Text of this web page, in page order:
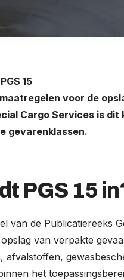
PGS 15
voor de
Cargo Services is
gevarenklassen.
PGS 15
van de Publicatiereeks
van verpakte
afvalstoffen,
het